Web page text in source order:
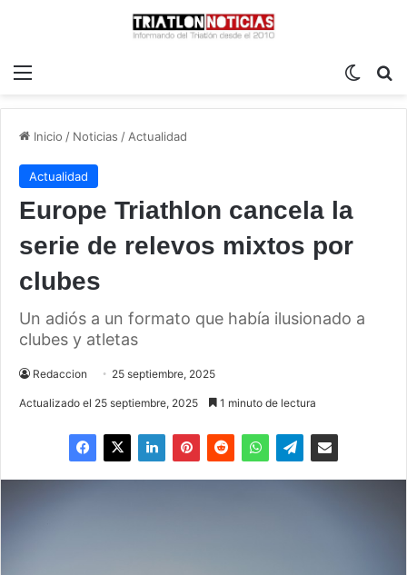
Inicio / Noticias / Actualidad
Actualidad
Europe Triathlon cancela la
serie de relevos mixtos por
clubes
Un adiós a un formato que había ilusionado a
clubes y atletas
Redaccion 25 septiembre, 2025
Actualizado el 25 septiembre, 2025 1 minuto de lectura